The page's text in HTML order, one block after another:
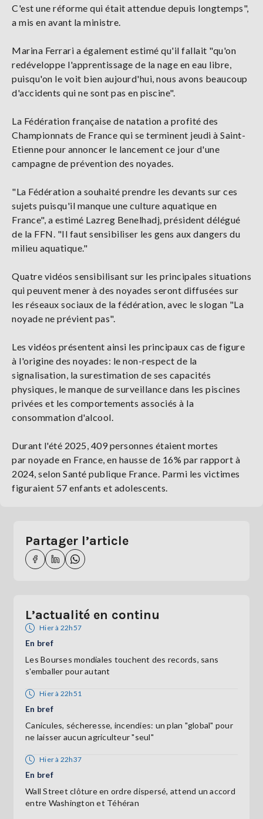
C'est une réforme qui était attendue depuis longtemps",
a mis en avant la ministre.
Marina Ferrari a également estimé qu'il fallait "qu'on
redéveloppe l'apprentissage de la nage en eau libre,
puisqu'on le voit bien aujourd'hui, nous avons beaucoup
d'accidents qui ne sont pas en piscine".
La Fédération française de natation a profité des
Championnats de France qui se terminent jeudi à Saint-
Etienne pour annoncer le lancement ce jour d'une
campagne de prévention des noyades.
"La Fédération a souhaité prendre les devants sur ces
sujets puisqu'il manque une culture aquatique en
France", a estimé Lazreg Benelhadj, président délégué
de la FFN. "Il faut sensibiliser les gens aux dangers du
milieu aquatique."
Quatre vidéos sensibilisant sur les principales situations
qui peuvent mener à des noyades seront diffusées sur
les réseaux sociaux de la fédération, avec le slogan "La
noyade ne prévient pas".
Les vidéos présentent ainsi les principaux cas de figure
à l'origine des noyades: le non-respect de la
signalisation, la surestimation de ses capacités
physiques, le manque de surveillance dans les piscines
privées et les comportements associés à la
consommation d'alcool.
Durant l'été 2025, 409 personnes étaient mortes
par noyade en France, en hausse de 16% par rapport à
2024, selon Santé publique France. Parmi les victimes
figuraient 57 enfants et adolescents.
Partager l’article
L’actualité en continu
Hier à 22h57
En bref
Les Bourses mondiales touchent des records, sans
s'emballer pour autant
Hier à 22h51
En bref
Canicules, sécheresse, incendies: un plan "global" pour
ne laisser aucun agriculteur "seul"
Hier à 22h37
En bref
Wall Street clôture en ordre dispersé, attend un accord
entre Washington et Téhéran